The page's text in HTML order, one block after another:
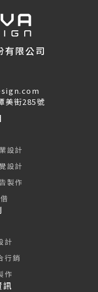
有限公司
美街285號
設計
設計
製作
計
行銷
作
訊